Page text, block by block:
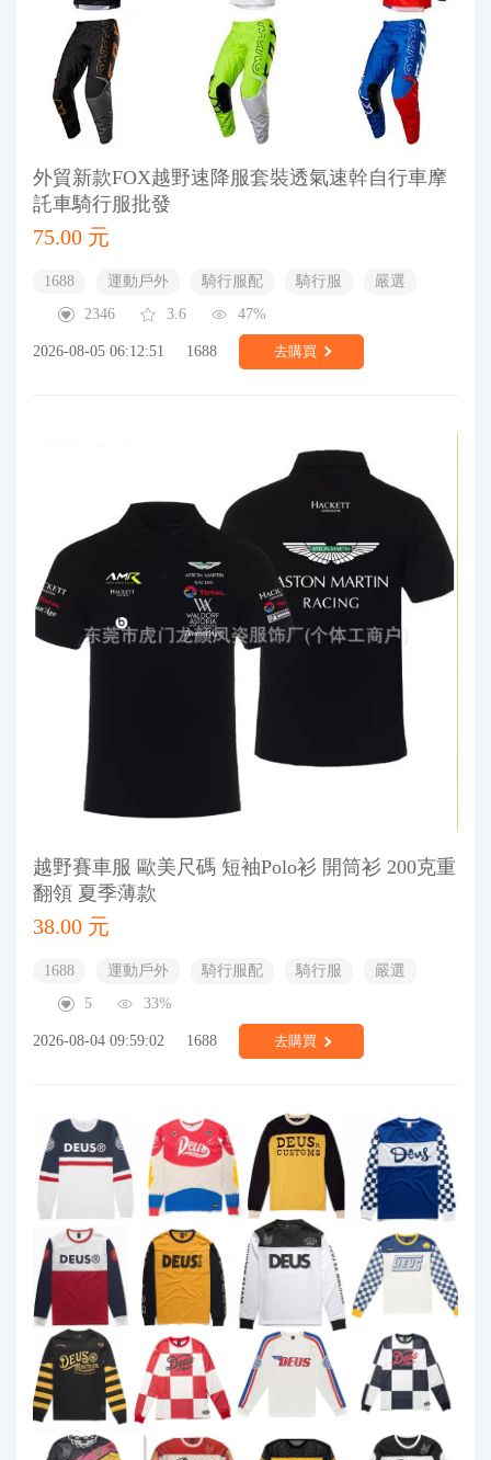
外貿新款FOX越野速降服套裝透氣速幹自行車摩
託車騎行服批發
75.00 元
1688 運動戶外 騎行服配 騎行服
嚴選
2346
3.6 47%
2026-08-05 06:12:51 1688 去購買
越野賽車服 歐美尺碼 短袖Polo衫 開筒衫 200克重
翻領 夏季薄款
38.00 元
1688 運動戶外 騎行服配 騎行服
嚴選
5
33%
2026-08-04 09:59:02 1688 去購買